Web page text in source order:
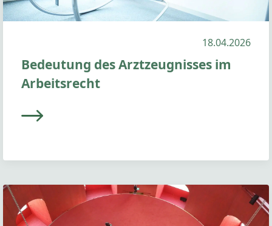
18.04.2026
Bedeutung des Arztzeugnisses im
Arbeitsrecht